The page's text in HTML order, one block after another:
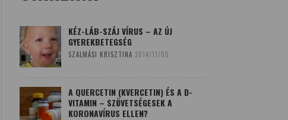
KÉZ-LÁB-SZÁJ VÍRUS – AZ ÚJ
GYEREKBETEGSÉG
SZALMÁSI KRISZTINA 2014/11/05
A QUERCETIN (KVERCETIN) ÉS A D-
VITAMIN – SZÖVETSÉGESEK A
KORONAVÍRUS ELLEN?